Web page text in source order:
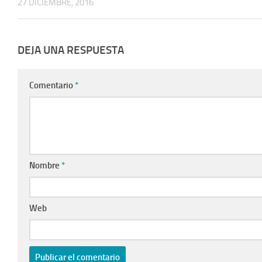
27 DICIEMBRE, 2016
DEJA UNA RESPUESTA
Comentario *
Nombre *
Web